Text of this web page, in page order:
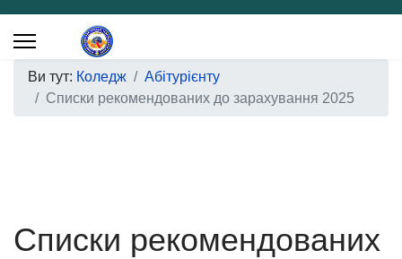
Ви тут: Коледж
Абітурієнту
Списки рекомендованих до зарахування 2025
Списки рекомендованих